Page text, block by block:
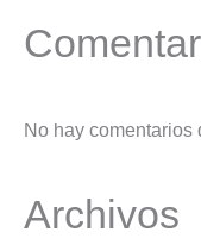
No hay comentarios
Archivos